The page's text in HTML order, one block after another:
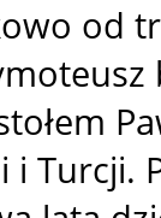
od
Turcji.